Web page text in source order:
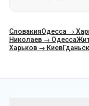
СловакияОдесса →
Николаев → Одесса
Харьков → КиевГданьск